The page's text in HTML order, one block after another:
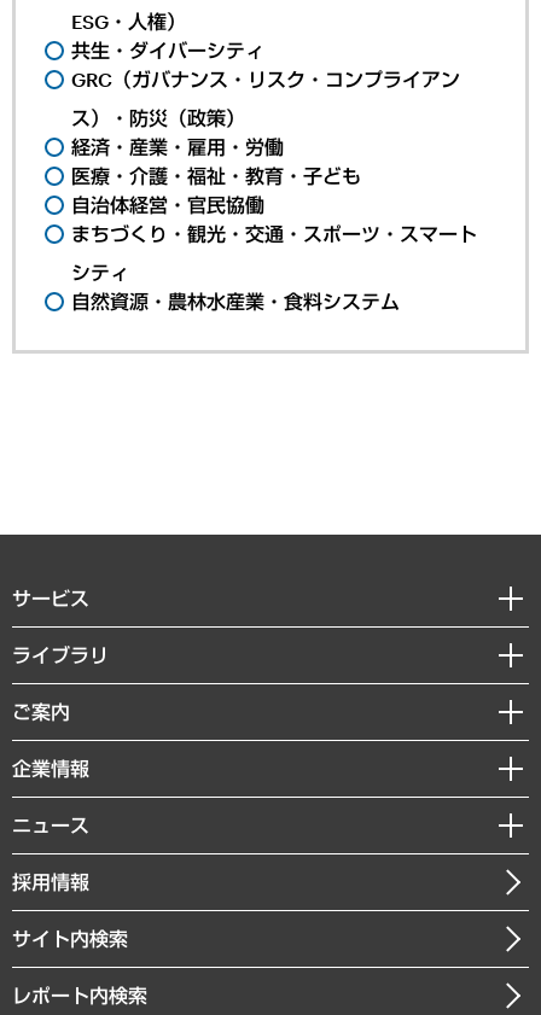
ESG・人権）
共生・ダイバーシティ
GRC（ガバナンス・リスク・コンプライアン
ス）・防災（政策）
経済・産業・雇用・労働
医療・介護・福祉・教育・子ども
自治体経営・官民協働
まちづくり・観光・交通・スポーツ・スマート
シティ
自然資源・農林水産業・食料システム
サービス
経営戦略
組織・人事戦略
デジタルイノベーション
共生・ダイバーシティ
GRC（ガバナンス・リスク・コンプライアンス）・防災（政策）
経済・産業・雇用・労働
まちづくり・観光・交通・スポーツ・スマートシティ
ライブラリ
経済調査
レポート
コラム
経営用語集
受託・受注実績（官公庁関連）
メディア掲載・出演
ご案内
セミナー・イベント情報
MUFGビジネスセミナー
受託案件情報
企業情報
私たちの想い
社長メッセージ
会社概要
沿革
ニュース
ニュースリリース
お知らせ
採用情報
サイト内検索
レポート内検索